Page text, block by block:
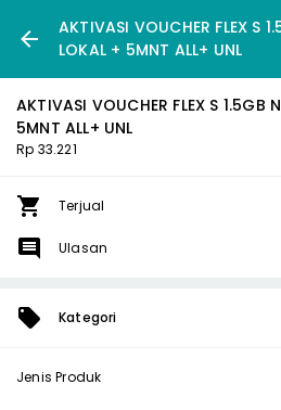
AKTIVASI VOUCHER FLEX S
LOKAL + 5MNT ALL+ UNL
AKTIVASI VOUCHER FLEX S 1.5GB
5MNT ALL+ UNL
Rp 33.221
Terjual
Ulasan
Kategori
Jenis Produk